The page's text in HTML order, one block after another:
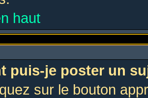
haut
puis-je poster un
sur le bouton